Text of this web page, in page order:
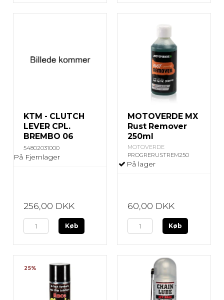
KTM - CLUTCH
LEVER CPL.
BREMBO 06
54802031000
På Fjernlager
256,00 DKK
Køb
MOTOVERDE MX
Rust Remover
250ml
MOTOVERDE
PROGRERUSTREM250
På lager
60,00 DKK
Køb
25%